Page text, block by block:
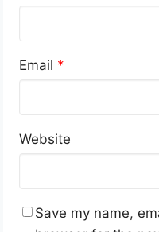
Email *
Website
Save my name,